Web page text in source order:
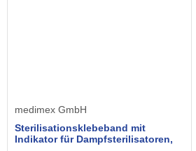
medimex GmbH
Sterilisationsklebeband mit
Indikator für Dampfsterilisatoren,